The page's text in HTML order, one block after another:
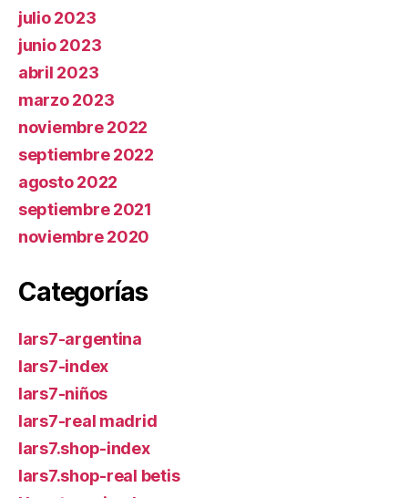
julio 2023
junio 2023
abril 2023
marzo 2023
noviembre 2022
septiembre 2022
agosto 2022
septiembre 2021
noviembre 2020
Categorías
lars7-argentina
lars7-index
lars7-niños
lars7-real madrid
lars7.shop-index
lars7.shop-real betis